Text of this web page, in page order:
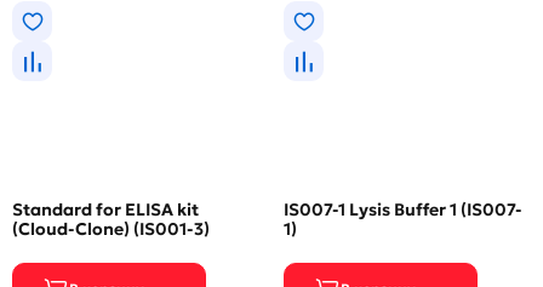
Standard for ELISA kit
(Cloud-Clone) (IS001-3)
IS007-1 Lysis Buffer 1 (IS007-
1)